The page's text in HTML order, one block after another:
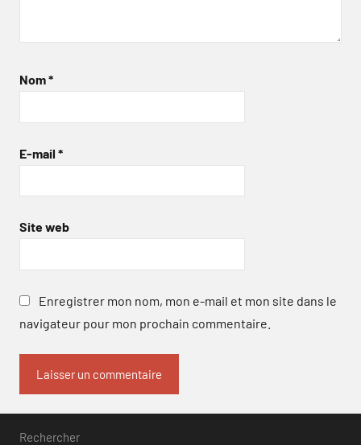
Nom*
E-mail *
Site web
Enregistrer mon nom, mon e-mail et mon site dans le
navigateur pour mon prochain commentaire.
Rechercher